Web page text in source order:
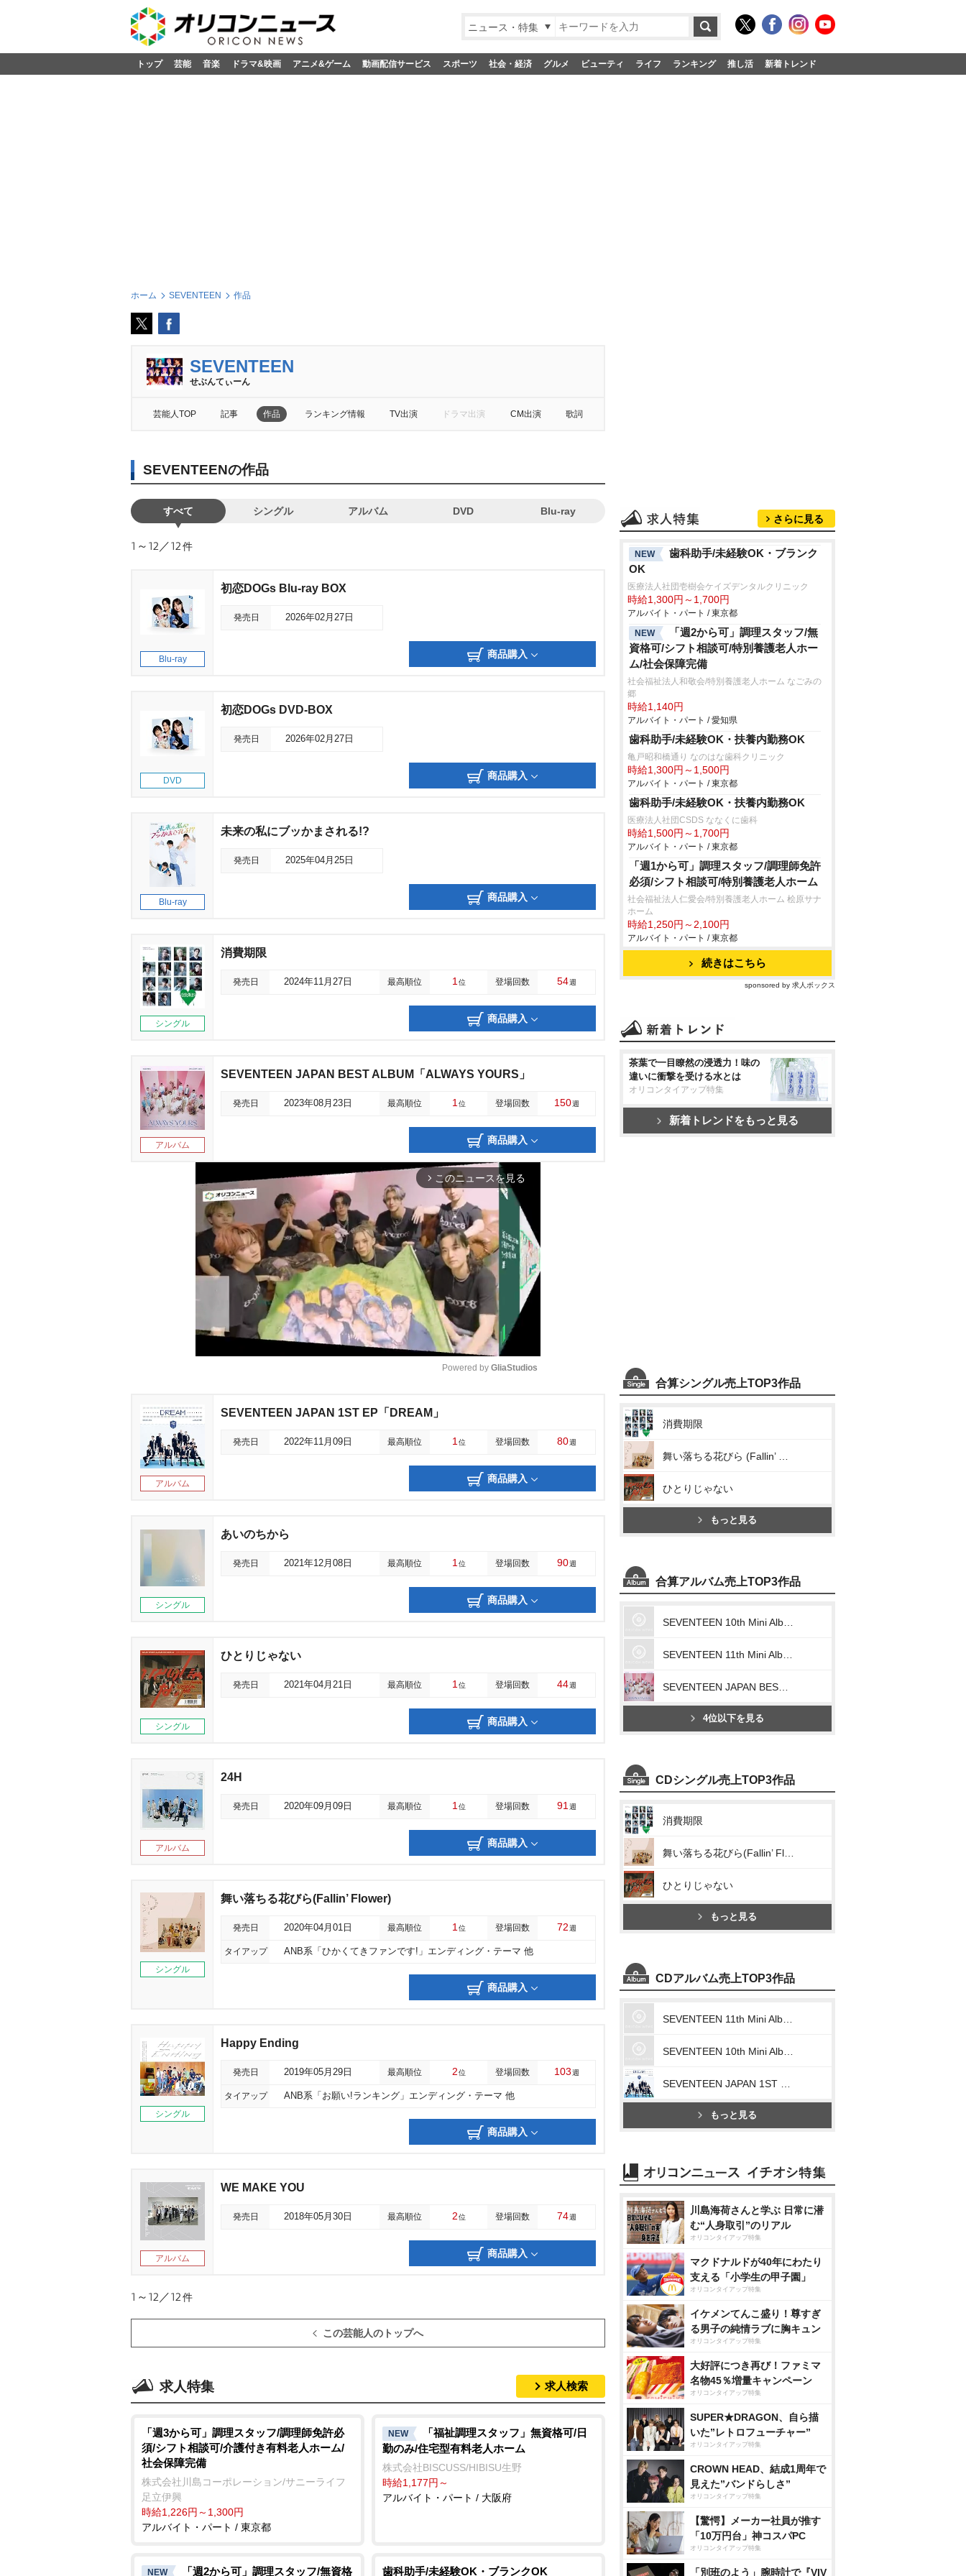
ニュース・特集
トップ 芸能 音楽 ドラマ&映画 アニメ&ゲーム 動画配信サービス スポーツ 社会・経済 グルメ ビューティ ライフ ランキング 推し活 新着トレンド
ホーム SEVENTEEN 作品
SEVENTEEN
せぶんてぃーん
芸能人TOP 記事 作品 ランキング情報 TV出演 ドラマ出演 CM出演 歌詞
SEVENTEENの作品
すべて シングル アルバム DVD Blu-ray
1～12／12件
Blu-ray
初恋DOGs Blu-ray BOX
発売日 2026年02月27日
商品購入
DVD
初恋DOGs DVD-BOX
発売日 2026年02月27日
商品購入
Blu-ray
未来の私にブッかまされる!?
発売日 2025年04月25日
商品購入
シングル
消費期限
発売日 2024年11月27日 最高順位 1 位 登場回数 54週
商品購入
アルバム
SEVENTEEN JAPAN BEST ALBUM「ALWAYS YOURS」
発売日 2023年08月23日 最高順位 1 位 登場回数 150週
商品購入
arrow_forward_ios このニュースを見る
e
Powered by GliaStudios
アルバム
SEVENTEEN JAPAN 1ST EP「DREAM」
発売日 2022年11月09日 最高順位 1 位 登場回数 80週
商品購入
シングル
あいのちから
発売日 2021年12月08日 最高順位 1 位 登場回数 90週
商品購入
シングル
ひとりじゃない
発売日 2021年04月21日 最高順位 1 位 登場回数 44週
商品購入
アルバム
24H
発売日 2020年09月09日 最高順位 1 位 登場回数 91 週
商品購入
シングル
舞い落ちる花びら(Fallin’ Flower)
発売日 2020年04月01日 最高順位 1 位 登場回数 72週
タイアップ ANB系「ひかくてきファンです!」エンディング・テーマ 他
商品購入
シングル
Happy Ending
発売日 2019年05月29日 最高順位 2位 登場回数 103週
タイアップ ANB系「お願い!ランキング」エンディング・テーマ 他
商品購入
アルバム
WE MAKE YOU
発売日 2018年05月30日 最高順位 2位 登場回数 74週
商品購入
1～12／12件
この芸能人のトップへ
求人特集 求人検索
「週3から可」調理スタッフ/調理師免許必
須/シフト相談可/介護付き有料老人ホーム/
社会保障完備
株式会社川島コーポレーション/サニーライフ
足立伊興
時給1,226円～1,300円
アルバイト・パート / 東京都
NEW
「福祉調理スタッフ」無資格可/日
勤のみ/住宅型有料老人ホーム
株式会社BISCUSS/HIBISU生野
時給1,177円～
アルバイト・パート / 大阪府
NEW 「週2から可」調理スタッフ/無資格 歯科助手/未経験OK・ブランクOK
さらに見る
NEW
歯科助手/未経験OK・ブランク
OK
医療法人社団壱樹会ケイズデンタルクリニック
時給1,300円～1,700円
アルバイト・パート / 東京都
NEW
「週2から可」調理スタッフ/無
資格可/シフト相談可/特別養護老人ホー
ム/社会保障完備
社会福祉法人和敬会/特別養護老人ホーム なごみの
郷
時給1,140円
アルバイト・パート / 愛知県
歯科助手/未経験OK・扶養内勤務OK
亀戸昭和橋通り なのはな歯科クリニック
時給1,300円～1,500円
アルバイト・パート / 東京都
歯科助手/未経験OK・扶養内勤務OK
医療法人社団CSDS ななくに歯科
時給1,500円～1,700円
アルバイト・パート / 東京都
「週1から可」調理スタッフ/調理師免許
必須/シフト相談可/特別養護老人ホーム
社会福祉法人仁愛会/特別養護老人ホーム 桧原サナ
ホーム
時給1,250円～2,100円
アルバイト・パート / 東京都
続きはこちら
sponsored by 求人ボックス
茶葉で一目瞭然の浸透力！味の
違いに衝撃を受ける水とは
オリコンタイアップ特集
新着トレンドをもっと見る
合算シングル売上TOP3作品
消費期限
ひとりじゃない
もっと見る
合算アルバム売上TOP3作品
4位以下を見る
CDシングル売上TOP3作品
消費期限
ひとりじゃない
もっと見る
CDアルバム売上TOP3作品
もっと見る
川島海荷さんと学ぶ 日常に潜
む“人身取引”のリアル
オリコンタイアップ特集
マクドナルドが40年にわたり
支える「小学生の甲子園」
オリコンタイアップ特集
イケメンてんこ盛り！尊すぎ
る男子の純情ラブに胸キュン
オリコンタイアップ特集
大好評につき再び！ファミマ
名物45％増量キャンペーン
オリコンタイアップ特集
SUPER★DRAGON、自ら描
いた”レトロフューチャー”
オリコンタイアップ特集
CROWN HEAD、結成1周年で
見えた”バンドらしさ”
オリコンタイアップ特集
【驚愕】メーカー社員が推す
「10万円台」神コスパPC
オリコンタイアップ特集
「別班のよう」腕時計で『VIV